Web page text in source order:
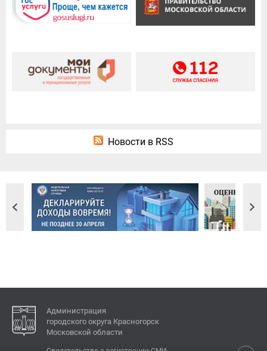
Новости в RSS
Администрация
городского округа Красногорск
Московской области